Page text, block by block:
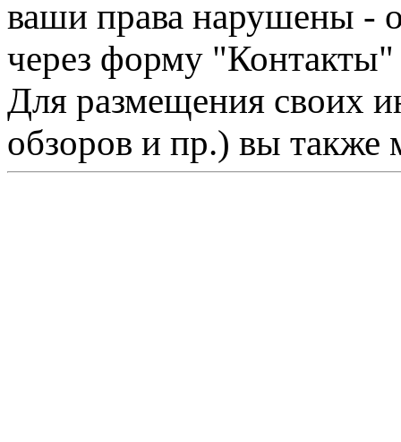
ваши права нарушены -
через форму "Контакты"
Для размещения своих
обзоров и пр.) вы также